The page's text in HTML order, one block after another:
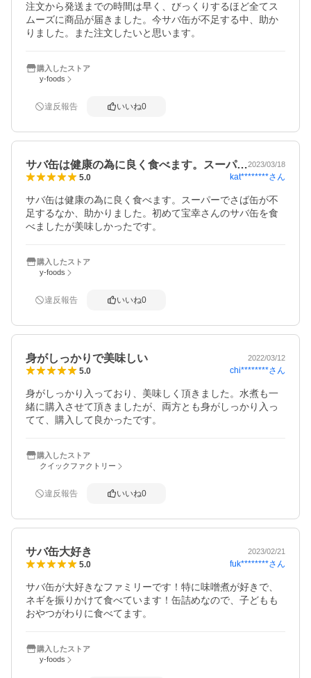
注文から発送までの時間は早く、びっくりするほど全てス
ムーズに商品が届きました。今サバ缶が不足する中、助か
りました。また注文したいと思います。
購入したストア
y-foods
違反報告 いいね0
サバ缶は健康の為に良く食べます。スーパ…2023/03/18
5.0 kat********さん
サバ缶は健康の為に良く食べます。スーパーでさば缶が不
足するなか、助かりました。初めて宝幸さんのサバ缶を食
べましたが美味しかったです。
購入したストア
y-foods
違反報告 いいね0
身がしっかりで美味しい 2022/03/12
5.0 chi********さん
身がしっかり入っており、美味しく頂きました。水煮も一
緒に購入させて頂きましたが、両方とも身がしっかり入っ
てて、購入して良かったです。
購入したストア
クイックファクトリー
違反報告 いいね0
サバ缶大好き 2023/02/21
5.0 fuk********さん
サバ缶が大好きなファミリーです！特に味噌煮が好きで、
ネギを振りかけて食べています！缶詰めなので、子どもも
おやつがわりに食べてます。
購入したストア
y-foods